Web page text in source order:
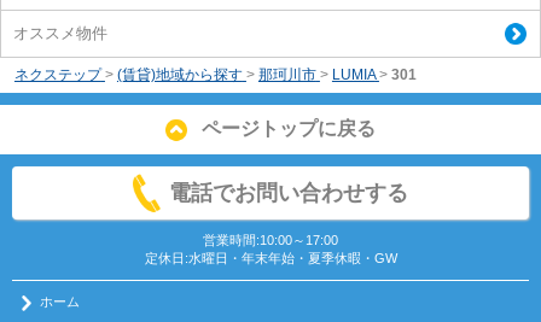
オススメ物件
ネクステップ > (賃貸)地域から探す > 那珂川市 > LUMIA > 301
ページトップに戻る
電話でお問い合わせする
営業時間:10:00～17:00
定休日:水曜日・年末年始・夏季休暇・GW
ホーム